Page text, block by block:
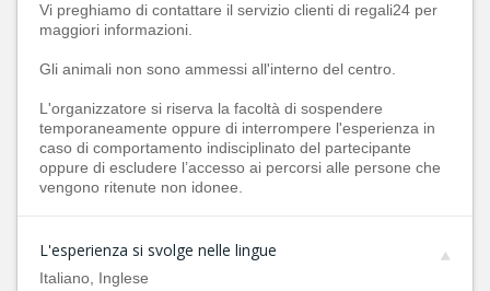
Vi preghiamo di contattare il servizio clienti di regali24 per
maggiori informazioni.
Gli animali non sono ammessi all'interno del centro.
L'organizzatore si riserva la facoltà di sospendere
temporaneamente oppure di interrompere l'esperienza in
caso di comportamento indisciplinato del partecipante
oppure di escludere l’accesso ai percorsi alle persone che
vengono ritenute non idonee.
L'esperienza si svolge nelle lingue
Italiano, Inglese